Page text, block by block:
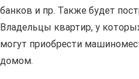
банков и пр. Также будет
Владельцы квартир, у
могут приобрести
домом.